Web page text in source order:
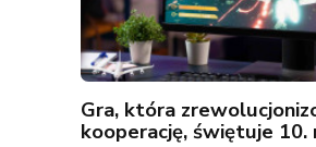
Gra, która
kooperację, świętuje 10.